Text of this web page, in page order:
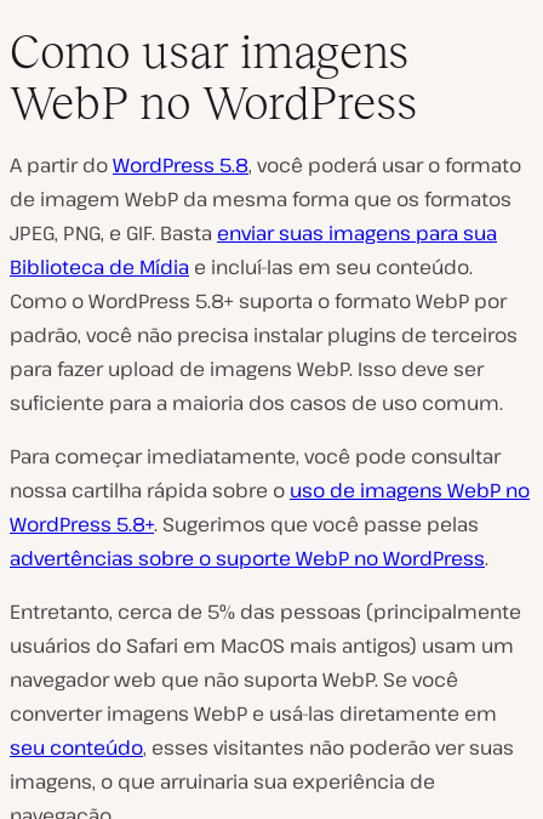
Como usar imagens
WebP no WordPress
A partir doWordPress 5.8, você poderá usar o formato
de imagem WebP da mesma forma que os formatos
JPEG, PNG, e GIF. Basta enviar suas imagens para sua
Biblioteca de Mídia e incluí-las em seu conteúdo.
Como o WordPress 5.8+ suporta o formato WebP por
padrão, você não precisa instalar plugins de terceiros
para fazer upload de imagens WebP. Isso deve ser
suficiente para a maioria dos casos de uso comum.
Para começar imediatamente, você pode consultar
nossa cartilha rápida sobre o uso de imagens WebP no
WordPress 5.8+. Sugerimos que você passe pelas
advertências sobre o suporte WebP no WordPress.
Entretanto, cerca de 5% das pessoas (principalmente
usuários do Safari em MacOS mais antigos) usam um
navegador web que não suporta WebP. Se você
converter imagens WebP e usá-las diretamente em
seu conteúdo, esses visitantes não poderão ver suas
imagens, o que arruinaria sua experiência de